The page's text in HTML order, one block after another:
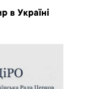
в Україні